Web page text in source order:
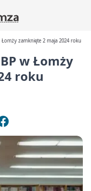
zamknięte 2 maja 2024 roku
w Łomży
roku